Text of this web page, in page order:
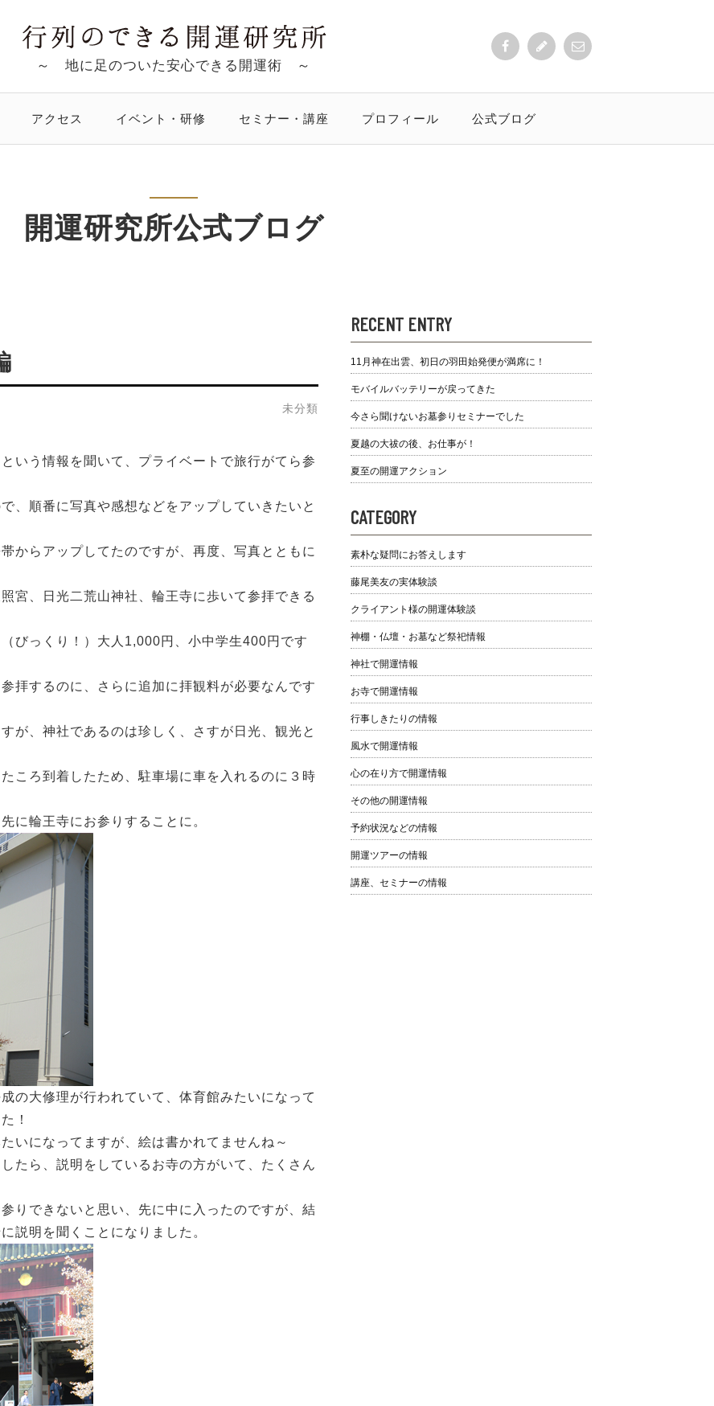
～ 地に足のついた安心できる開運術 ～
アクセス イベント・研修 セミナー・講座 プロフィール 公式ブログ
開運研究所公式ブログ
未分類
いう情報を聞いて、プライベートで旅行がてら参
、順番に写真や感想などをアップしていきたいと
からアップしてたのですが、再度、写真とともに
宮、日光二荒山神社、輪王寺に歩いて参拝できる
びっくり！）大人1,000円、小中学生400円です
拝するのに、さらに追加に拝観料が必要なんです
が、神社であるのは珍しく、さすが日光、観光と
ころ到着したため、駐車場に車を入れるのに３時
に輪王寺にお参りすることに。
の大修理が行われていて、体育館みたいになって
！
いになってますが、絵は書かれてませんね～
たら、説明をしているお寺の方がいて、たくさん
りできないと思い、先に中に入ったのですが、結
説明を聞くことになりました。
RECENT ENTRY
11月神在出雲、初日の羽田始発便が満席に！
モバイルバッテリーが戻ってきた
今さら聞けないお墓参りセミナーでした
夏越の大祓の後、お仕事が！
夏至の開運アクション
CATEGORY
素朴な疑問にお答えします
藤尾美友の実体験談
クライアント様の開運体験談
神棚・仏壇・お墓など祭祀情報
神社で開運情報
お寺で開運情報
行事しきたりの情報
風水で開運情報
心の在り方で開運情報
その他の開運情報
予約状況などの情報
開運ツアーの情報
講座、セミナーの情報